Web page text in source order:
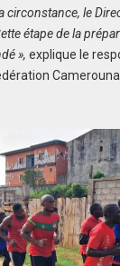
circonstance, le
étape de la
», explique le